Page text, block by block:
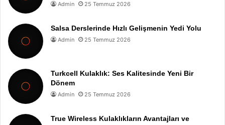
Admin 25 Temmuz 2026
Salsa Derslerinde Hızlı Gelişmenin Yedi Yolu
Admin 25 Temmuz 2026
Turkcell Kulaklık: Ses Kalitesinde Yeni Bir
Dönem
Admin 25 Temmuz 2026
True Wireless Kulaklıkların Avantajları ve